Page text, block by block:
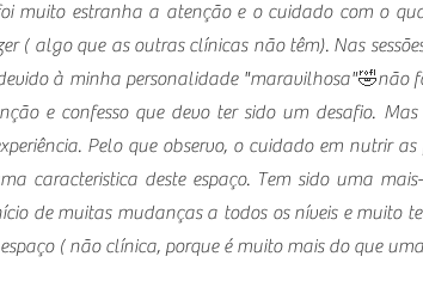
muito estranha a atenção e o cuidado com o
( algo que as outras clínicas não têm). Nas
à minha personalidade "maravilhosa"🤣não
e confesso que devo ter sido um desafio.
Pelo que observo, o cuidado em nutrir as
caracteristica deste espaço. Tem sido uma
de muitas mudanças a todos os níveis e muito
( não clínica, porque é muito mais do que